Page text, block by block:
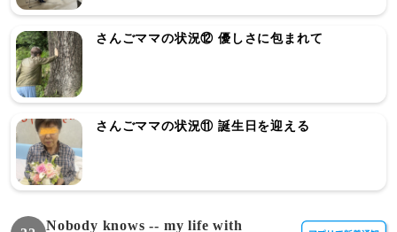
さんごママの状況⑫ 優しさに包まれて
さんごママの状況⑪ 誕生日を迎える
Nobody knows -- my life with